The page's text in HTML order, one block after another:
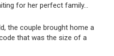
for her perfect family…
the couple brought home a
that was the size of a